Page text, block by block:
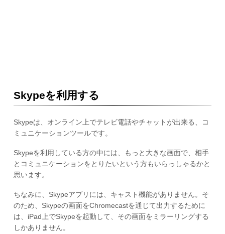
Skypeを利用する
Skypeは、オンライン上でテレビ電話やチャットが出来る、コ
ミュニケーションツールです。
Skypeを利用している方の中には、もっと大きな画面で、相手
とコミュニケーションをとりたいという方もいらっしゃるかと
思います。
ちなみに、Skypeアプリには、キャスト機能がありません。そ
のため、Skypeの画面をChromecastを通じて出力するために
は、iPad上でSkypeを起動して、その画面をミラーリングする
しかありません。